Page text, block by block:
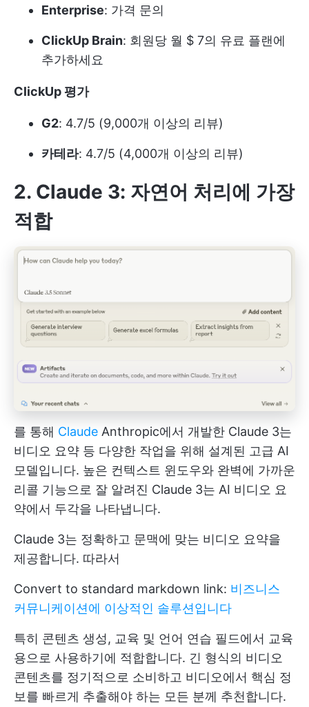
Enterprise: 가격 문의
ClickUp Brain: 회원당 월 $ 7의 유료 플랜에
추가하세요
ClickUp 평가
G2: 4.7/5 (9,000개 이상의 리뷰)
카테라: 4.7/5 (4,000개 이상의 리뷰)
2. Claude 3: 자연어 처리에 가장
적합
를 통해 Claude Anthropic에서 개발한 Claude 3는
비디오 요약 등 다양한 작업을 위해 설계된 고급 AI
모델입니다. 높은 컨텍스트 윈도우와 완벽에 가까운
리콜 기능으로 잘 알려진 Claude 3는 AI 비디오 요
약에서 두각을 나타냅니다.
Claude 3는 정확하고 문맥에 맞는 비디오 요약을
제공합니다. 따라서
Convert to standard markdown link: 비즈니스
커뮤니케이션에 이상적인 솔루션입니다
특히 콘텐츠 생성, 교육 및 언어 연습 필드에서 교육
용으로 사용하기에 적합합니다. 긴 형식의 비디오
콘텐츠를 정기적으로 소비하고 비디오에서 핵심 정
보를 빠르게 추출해야 하는 모든 분께 추천합니다.